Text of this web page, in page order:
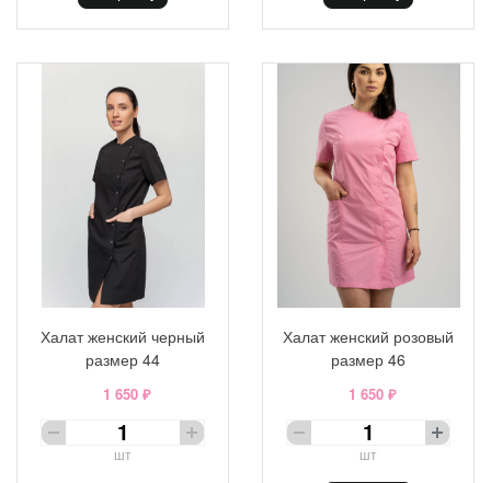
Халат женский черный
размер 44
1 650 ₽
шт
Халат женский розовый
размер 46
1 650 ₽
шт